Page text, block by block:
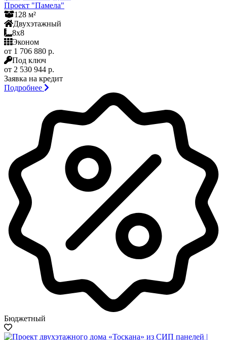
Проект "Памела"
128 м²
Двухэтажный
8x8
Эконом
от 1 706 880 р.
Под ключ
от 2 530 944 р.
Заявка на кредит
Подробнее
Бюджетный